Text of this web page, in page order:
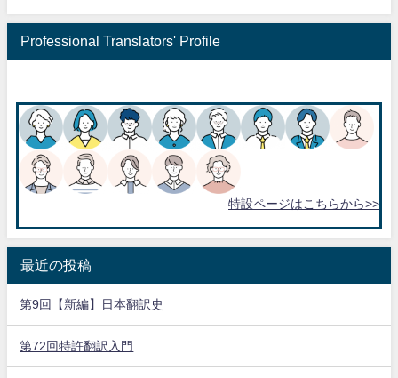
Professional Translators' Profile
特設ページはこちらから>>
最近の投稿
第9回【新編】日本翻訳史
第72回特許翻訳入門